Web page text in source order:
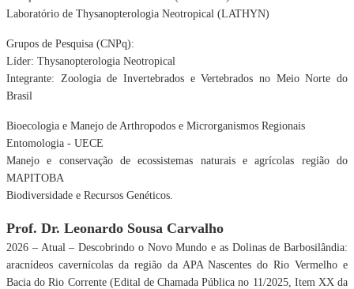
Laboratório de Thysanopterologia Neotropical (LATHYN)
Grupos de Pesquisa (CNPq):
Líder: Thysanopterologia Neotropical
Integrante: Zoologia de Invertebrados e Vertebrados no Meio Norte do
Brasil
Bioecologia e Manejo de Arthropodos e Microrganismos Regionais
Entomologia - UECE
Manejo e conservação de ecossistemas naturais e agrícolas região do
MAPITOBA
Biodiversidade e Recursos Genéticos.
Prof. Dr. Leonardo Sousa Carvalho
2026 – Atual – Descobrindo o Novo Mundo e as Dolinas de Barbosilândia:
aracnídeos cavernícolas da região da APA Nascentes do Rio Vermelho e
Bacia do Rio Corrente (Edital de Chamada Pública no 11/2025, Item XX da